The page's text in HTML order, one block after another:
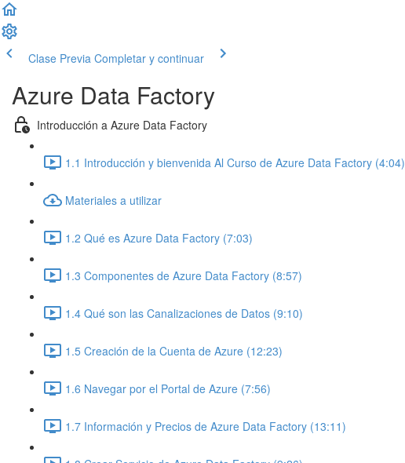
Clase Previa Completar y continuar
Azure Data Factory
Introducción a Azure Data Factory
1.1 Introducción y bienvenida Al Curso de Azure Data Factory (4:04)
Materiales a utilizar
1.2 Qué es Azure Data Factory (7:03)
1.3 Componentes de Azure Data Factory (8:57)
1.4 Qué son las Canalizaciones de Datos (9:10)
1.5 Creación de la Cuenta de Azure (12:23)
1.6 Navegar por el Portal de Azure (7:56)
1.7 Información y Precios de Azure Data Factory (13:11)